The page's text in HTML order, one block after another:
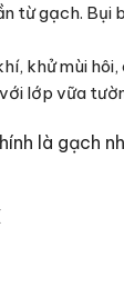
từ gạch. Bụi
khử mùi hôi,
lớp vữa
là gạch